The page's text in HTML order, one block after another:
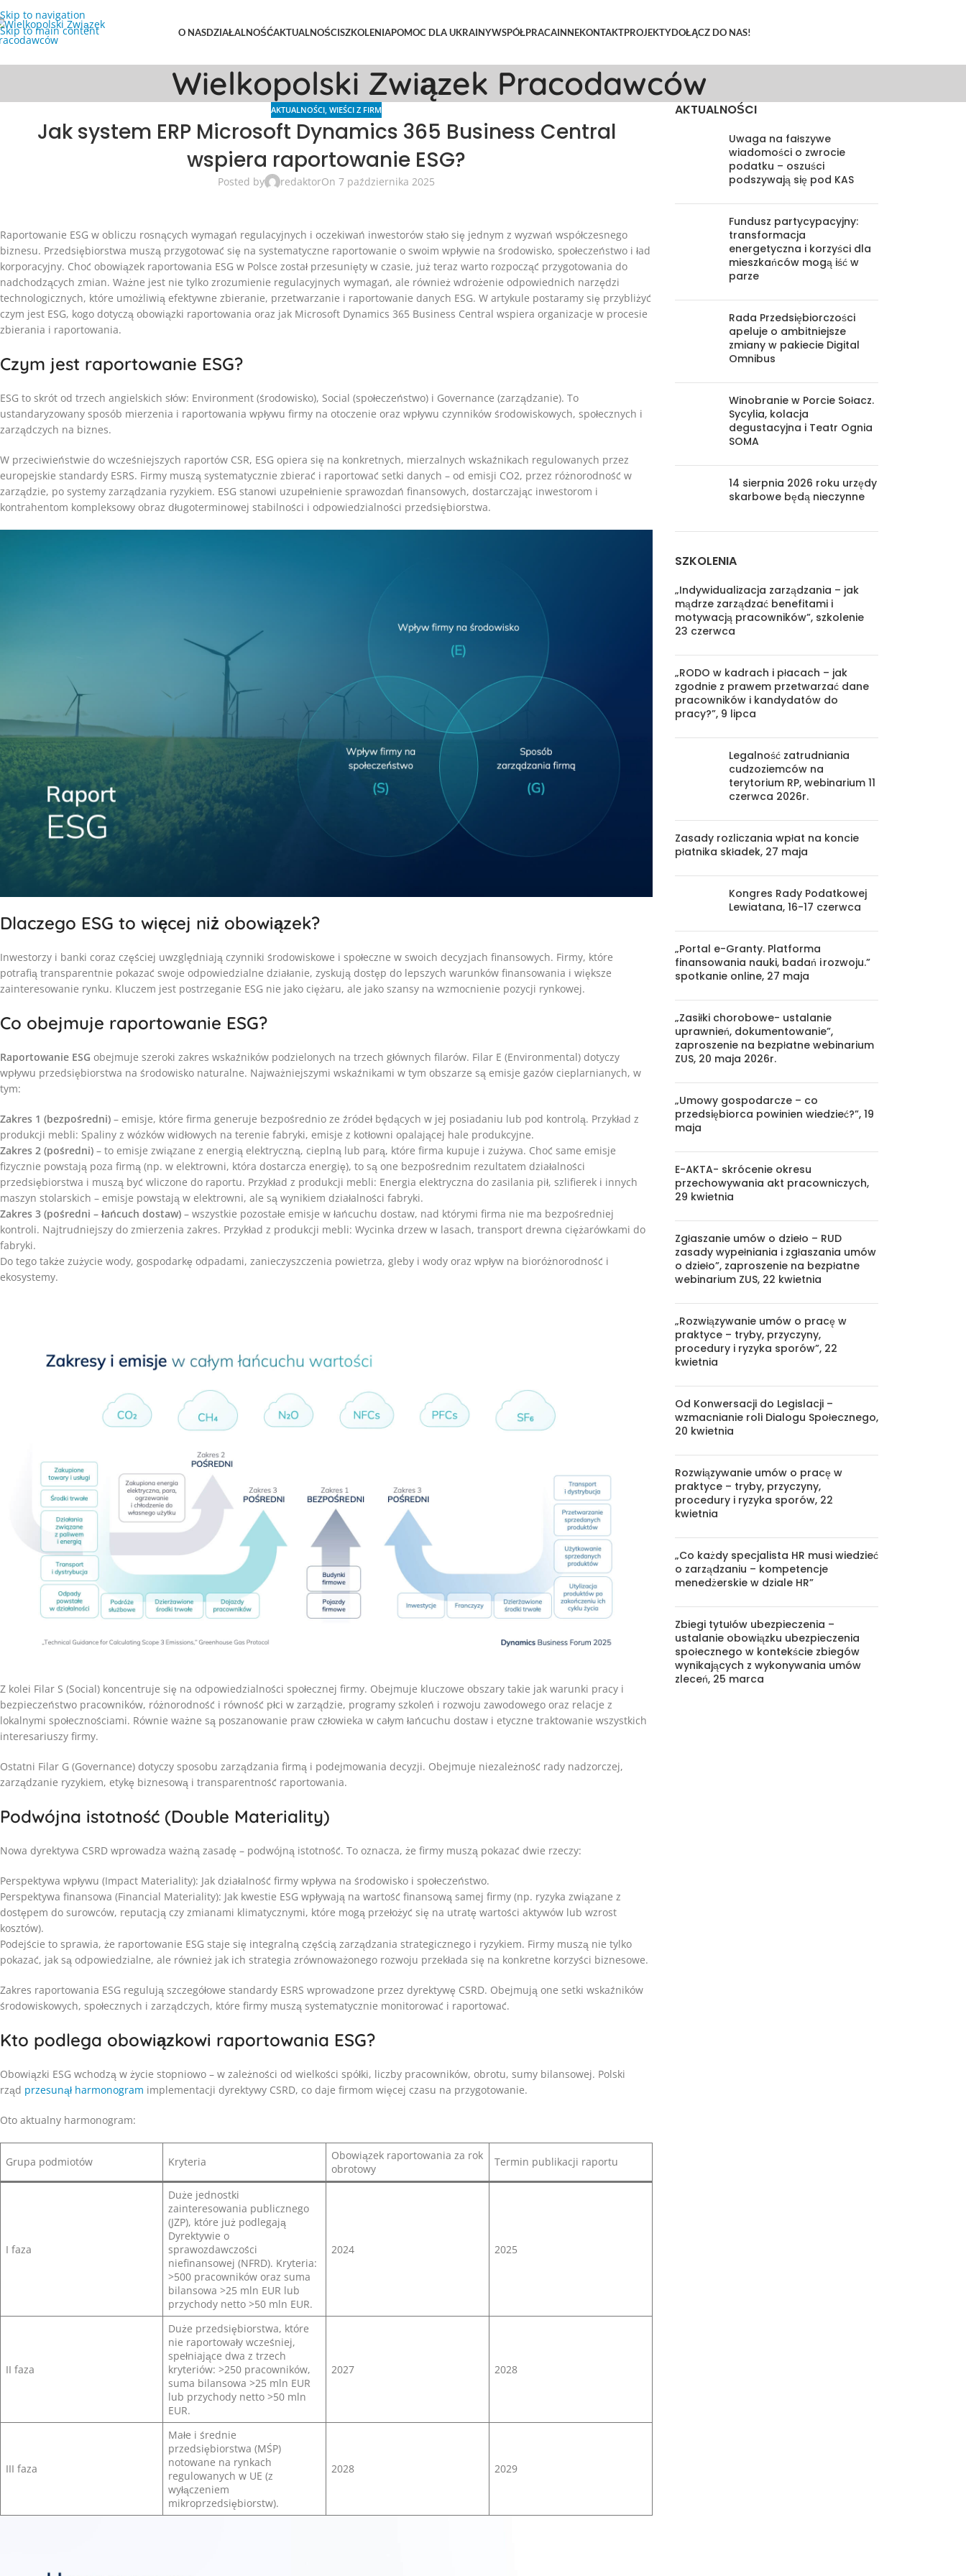
Skip to navigation
Skip to main content
O NASDZIAŁALNOŚĆAKTUALNOŚCISZKOLENIAPOMOC DLA UKRAINYWSPÓŁPRACAINNEKONTAKTPROJEKTYDOŁĄCZ DO NAS!
Wielkopolski Związek Pracodawców
AKTUALNOŚCI,WIEŚCI Z FIRM
Jak system ERP Microsoft Dynamics 365 Business Central
wspiera raportowanie ESG?
Posted by redaktorOn 7 października 2025
Raportowanie ESG w obliczu rosnących wymagań regulacyjnych i oczekiwań inwestorów stało się jednym z wyzwań współczesnego
biznesu. Przedsiębiorstwa muszą przygotować się na systematyczne raportowanie o swoim wpływie na środowisko, społeczeństwo i ład
korporacyjny. Choć obowiązek raportowania ESG w Polsce został przesunięty w czasie, już teraz warto rozpocząć przygotowania do
nadchodzących zmian. Ważne jest nie tylko zrozumienie regulacyjnych wymagań, ale również wdrożenie odpowiednich narzędzi
technologicznych, które umożliwią efektywne zbieranie, przetwarzanie i raportowanie danych ESG. W artykule postaramy się przybliżyć
czym jest ESG, kogo dotyczą obowiązki raportowania oraz jak Microsoft Dynamics 365 Business Central wspiera organizacje w procesie
zbierania i raportowania.
Czym jest raportowanie ESG?
ESG to skrót od trzech angielskich słów: Environment (środowisko), Social (społeczeństwo) i Governance (zarządzanie). To
ustandaryzowany sposób mierzenia i raportowania wpływu firmy na otoczenie oraz wpływu czynników środowiskowych, społecznych i
zarządczych na biznes.
W przeciwieństwie do wcześniejszych raportów CSR, ESG opiera się na konkretnych, mierzalnych wskaźnikach regulowanych przez
europejskie standardy ESRS. Firmy muszą systematycznie zbierać i raportować setki danych – od emisji CO2, przez różnorodność w
zarządzie, po systemy zarządzania ryzykiem. ESG stanowi uzupełnienie sprawozdań finansowych, dostarczając inwestorom i
kontrahentom kompleksowy obraz długoterminowej stabilności i odpowiedzialności przedsiębiorstwa.
Dlaczego ESG to więcej niż obowiązek?
Inwestorzy i banki coraz częściej uwzględniają czynniki środowiskowe i społeczne w swoich decyzjach finansowych. Firmy, które
potrafią transparentnie pokazać swoje odpowiedzialne działanie, zyskują dostęp do lepszych warunków finansowania i większe
zainteresowanie rynku. Kluczem jest postrzeganie ESG nie jako ciężaru, ale jako szansy na wzmocnienie pozycji rynkowej.
Co obejmuje raportowanie ESG?
Raportowanie ESG obejmuje szeroki zakres wskaźników podzielonych na trzech głównych filarów. Filar E (Environmental) dotyczy
wpływu przedsiębiorstwa na środowisko naturalne. Najważniejszymi wskaźnikami w tym obszarze są emisje gazów cieplarnianych, w
tym:
Zakres 1 (bezpośredni) – emisje, które firma generuje bezpośrednio ze źródeł będących w jej posiadaniu lub pod kontrolą. Przykład z
produkcji mebli: Spaliny z wózków widłowych na terenie fabryki, emisje z kotłowni opalającej hale produkcyjne.
Zakres 2 (pośredni) – to emisje związane z energią elektryczną, cieplną lub parą, które firma kupuje i zużywa. Choć same emisje
fizycznie powstają poza firmą (np. w elektrowni, która dostarcza energię), to są one bezpośrednim rezultatem działalności
przedsiębiorstwa i muszą być wliczone do raportu. Przykład z produkcji mebli: Energia elektryczna do zasilania pił, szlifierek i innych
maszyn stolarskich – emisje powstają w elektrowni, ale są wynikiem działalności fabryki.
Zakres 3 (pośredni – łańcuch dostaw) – wszystkie pozostałe emisje w łańcuchu dostaw, nad którymi firma nie ma bezpośredniej
kontroli. Najtrudniejszy do zmierzenia zakres. Przykład z produkcji mebli: Wycinka drzew w lasach, transport drewna ciężarówkami do
fabryki.
Do tego także zużycie wody, gospodarkę odpadami, zanieczyszczenia powietrza, gleby i wody oraz wpływ na bioróżnorodność i
ekosystemy.
Z kolei Filar S (Social) koncentruje się na odpowiedzialności społecznej firmy. Obejmuje kluczowe obszary takie jak warunki pracy i
bezpieczeństwo pracowników, różnorodność i równość płci w zarządzie, programy szkoleń i rozwoju zawodowego oraz relacje z
lokalnymi społecznościami. Równie ważne są poszanowanie praw człowieka w całym łańcuchu dostaw i etyczne traktowanie wszystkich
interesariuszy firmy.
Ostatni Filar G (Governance) dotyczy sposobu zarządzania firmą i podejmowania decyzji. Obejmuje niezależność rady nadzorczej,
zarządzanie ryzykiem, etykę biznesową i transparentność raportowania.
Podwójna istotność (Double Materiality)
Nowa dyrektywa CSRD wprowadza ważną zasadę – podwójną istotność. To oznacza, że firmy muszą pokazać dwie rzeczy:
Perspektywa wpływu (Impact Materiality): Jak działalność firmy wpływa na środowisko i społeczeństwo.
Perspektywa finansowa (Financial Materiality): Jak kwestie ESG wpływają na wartość finansową samej firmy (np. ryzyka związane z
dostępem do surowców, reputacją czy zmianami klimatycznymi, które mogą przełożyć się na utratę wartości aktywów lub wzrost
kosztów).
Podejście to sprawia, że raportowanie ESG staje się integralną częścią zarządzania strategicznego i ryzykiem. Firmy muszą nie tylko
pokazać, jak są odpowiedzialne, ale również jak ich strategia zrównoważonego rozwoju przekłada się na konkretne korzyści biznesowe.
Zakres raportowania ESG regulują szczegółowe standardy ESRS wprowadzone przez dyrektywę CSRD. Obejmują one setki wskaźników
środowiskowych, społecznych i zarządczych, które firmy muszą systematycznie monitorować i raportować.
Kto podlega obowiązkowi raportowania ESG?
Obowiązki ESG wchodzą w życie stopniowo – w zależności od wielkości spółki, liczby pracowników, obrotu, sumy bilansowej. Polski
rząd przesunął harmonogram implementacji dyrektywy CSRD, co daje firmom więcej czasu na przygotowanie.
Oto aktualny harmonogram:
Grupa podmiotów Kryteria
Obowiązek raportowania za rok
obrotowy
Termin publikacji raportu
I faza
Duże jednostki
zainteresowania publicznego
(JZP), które już podlegają
Dyrektywie o
sprawozdawczości
niefinansowej (NFRD). Kryteria:
>500 pracowników oraz suma
bilansowa >25 mln EUR lub
przychody netto >50 mln EUR.
2024 2025
II faza
Duże przedsiębiorstwa, które
nie raportowały wcześniej,
spełniające dwa z trzech
kryteriów: >250 pracowników,
suma bilansowa >25 mln EUR
lub przychody netto >50 mln
EUR.
2027 2028
III faza
Małe i średnie
przedsiębiorstwa (MŚP)
notowane na rynkach
regulowanych w UE (z
wyłączeniem
mikroprzedsiębiorstw).
2028 2029
AKTUALNOŚCI
Uwaga na fałszywe
wiadomości o zwrocie
podatku – oszuści
podszywają się pod KAS
Fundusz partycypacyjny:
transformacja
energetyczna i korzyści dla
mieszkańców mogą iść w
parze
Rada Przedsiębiorczości
apeluje o ambitniejsze
zmiany w pakiecie Digital
Omnibus
Winobranie w Porcie Sołacz.
Sycylia, kolacja
degustacyjna i Teatr Ognia
SOMA
14 sierpnia 2026 roku urzędy
skarbowe będą nieczynne
SZKOLENIA
„Indywidualizacja zarządzania – jak
mądrze zarządzać benefitami i
motywacją pracowników”, szkolenie
23 czerwca
„RODO w kadrach i płacach – jak
zgodnie z prawem przetwarzać dane
pracowników i kandydatów do
pracy?”, 9 lipca
Legalność zatrudniania
cudzoziemców na
terytorium RP, webinarium 11
czerwca 2026r.
Zasady rozliczania wpłat na koncie
płatnika składek, 27 maja
Kongres Rady Podatkowej
Lewiatana, 16-17 czerwca
„Portal e-Granty. Platforma
finansowania nauki, badań i rozwoju.”
spotkanie online, 27 maja
„Zasiłki chorobowe- ustalanie
uprawnień, dokumentowanie”,
zaproszenie na bezpłatne webinarium
ZUS, 20 maja 2026r.
„Umowy gospodarcze – co
przedsiębiorca powinien wiedzieć?”, 19
maja
E-AKTA- skrócenie okresu
przechowywania akt pracowniczych,
29 kwietnia
Zgłaszanie umów o dzieło – RUD
zasady wypełniania i zgłaszania umów
o dzieło”, zaproszenie na bezpłatne
webinarium ZUS, 22 kwietnia
„Rozwiązywanie umów o pracę w
praktyce – tryby, przyczyny,
procedury i ryzyka sporów”, 22
kwietnia
Od Konwersacji do Legislacji –
wzmacnianie roli Dialogu Społecznego,
20 kwietnia
Rozwiązywanie umów o pracę w
praktyce – tryby, przyczyny,
procedury i ryzyka sporów, 22
kwietnia
„Co każdy specjalista HR musi wiedzieć
o zarządzaniu – kompetencje
menedżerskie w dziale HR”
Zbiegi tytułów ubezpieczenia –
ustalanie obowiązku ubezpieczenia
społecznego w kontekście zbiegów
wynikających z wykonywania umów
zleceń, 25 marca